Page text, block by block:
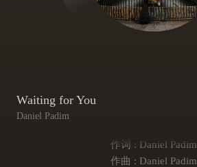
Waiting for You
Daniel Padim
作词 : Daniel Padim
作曲 : Daniel Padim